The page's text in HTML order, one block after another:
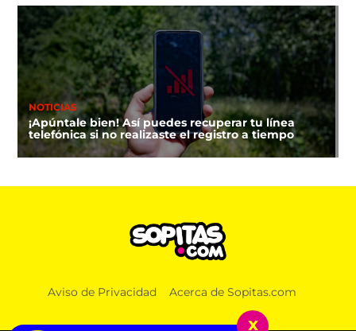
NOTICIAS
¡Apúntale bien! Así puedes recuperar tu línea
telefónica si no realizaste el registro a tiempo
Aviso de Privacidad Acerca de Sopitas.com
x